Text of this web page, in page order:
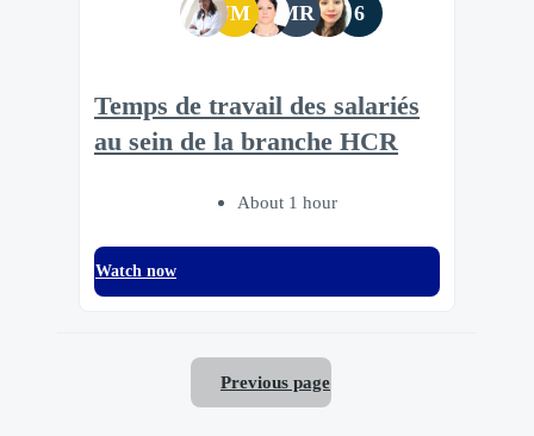
JM MR 6
Temps de travail des salariés
au sein de la branche HCR
About 1 hour
Watch now
Previous page